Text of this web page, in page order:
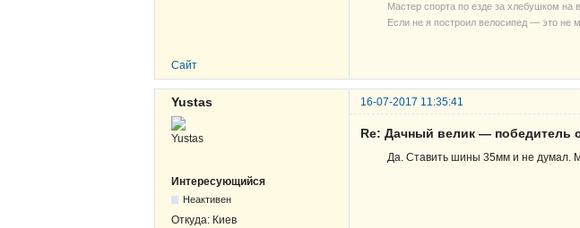
Мастер спорта по езде за хлебушком на
Если не я построил велосипед — это не
Сайт
Yustas 16-07-2017 11:35:41
Интересующийся
Неактивен
Откуда: Киев
Re: Дачный велик — победитель
Да. Ставить шины 35мм и не думал.